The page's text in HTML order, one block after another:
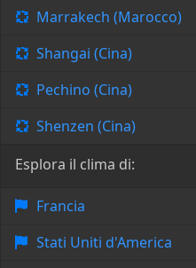
Marrakech (Marocco)
Shangai (Cina)
Pechino (Cina)
Shenzen (Cina)
Esplora il clima di:
Francia
Stati Uniti d'America